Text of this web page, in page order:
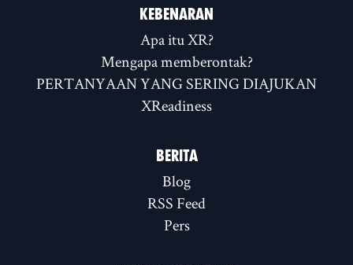
KEBENARAN
Apa itu XR?
Mengapa memberontak?
PERTANYAAN YANG SERING DIAJUKAN
XReadiness
BERITA
Blog
RSS Feed
Pers